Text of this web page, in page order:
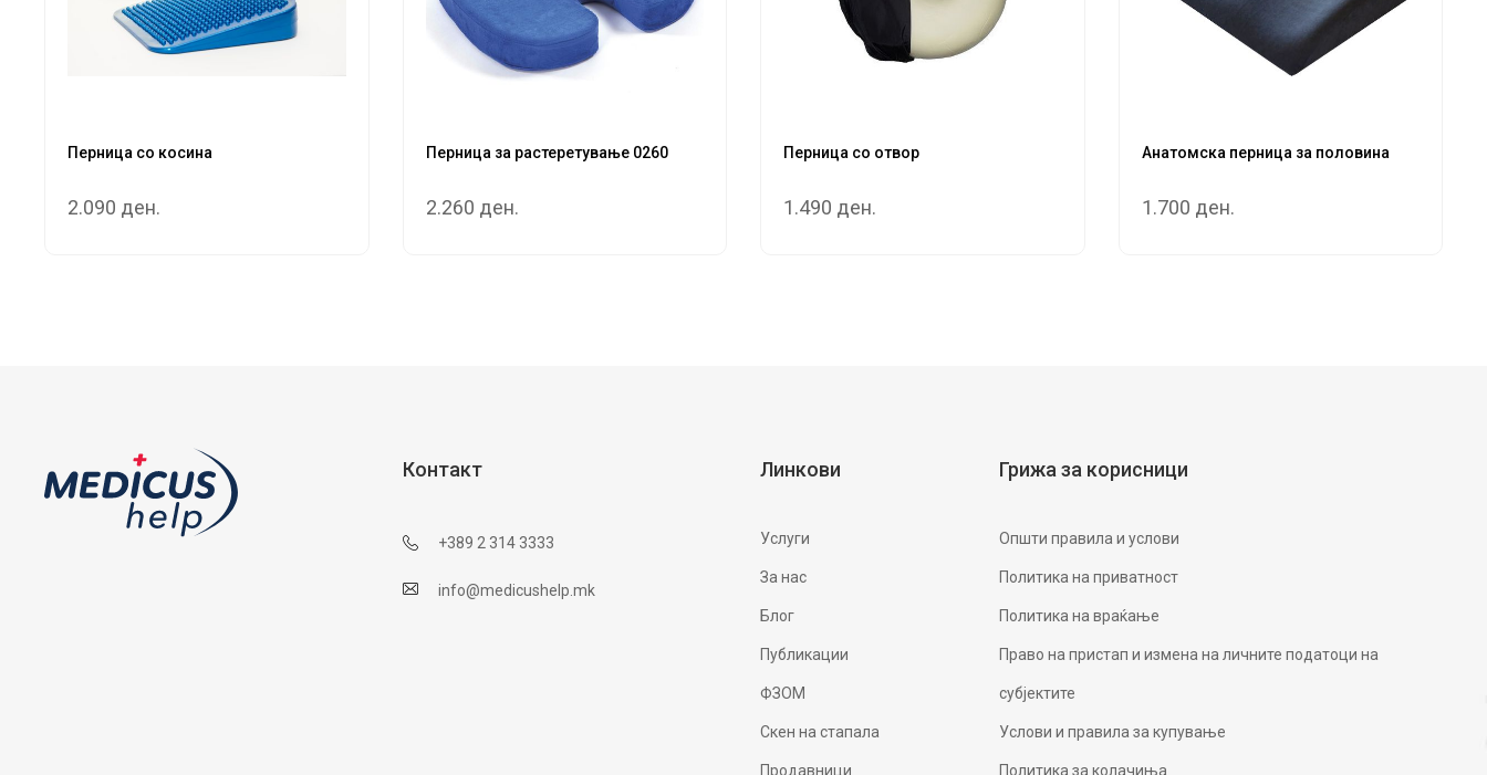
Перница со косина
2.090 ден.
Перница за растеретување 0260
2.260 ден.
Перница со отвор
1.490 ден.
Анатомска перница за половина
1.700 ден.
Контакт
+389 2 314 3333
info@medicushelp.mk
Линкови
Услуги
За нас
Блог
Публикации
ФЗОМ
Скен на стапала
Продавници
Грижа за корисници
Општи правила и услови
Политика на приватност
Политика на враќање
Право на пристап и измена на личните податоци на
субјектите
Услови и правила за купување
Политика за колачиња